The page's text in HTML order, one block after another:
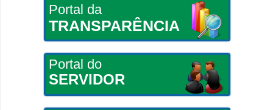
Portal da
TRANSPARÊNCIA
Portal do
SERVIDOR